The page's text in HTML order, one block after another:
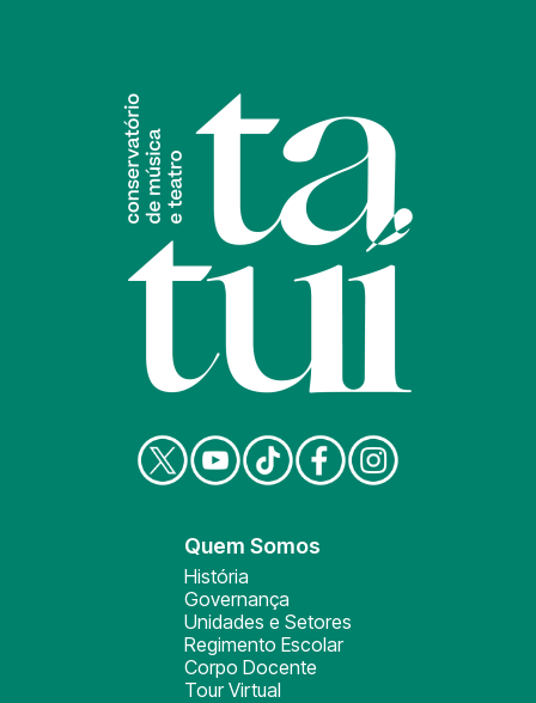
Quem Somos
História
Governança
Unidades e Setores
Regimento Escolar
Corpo Docente
Tour Virtual